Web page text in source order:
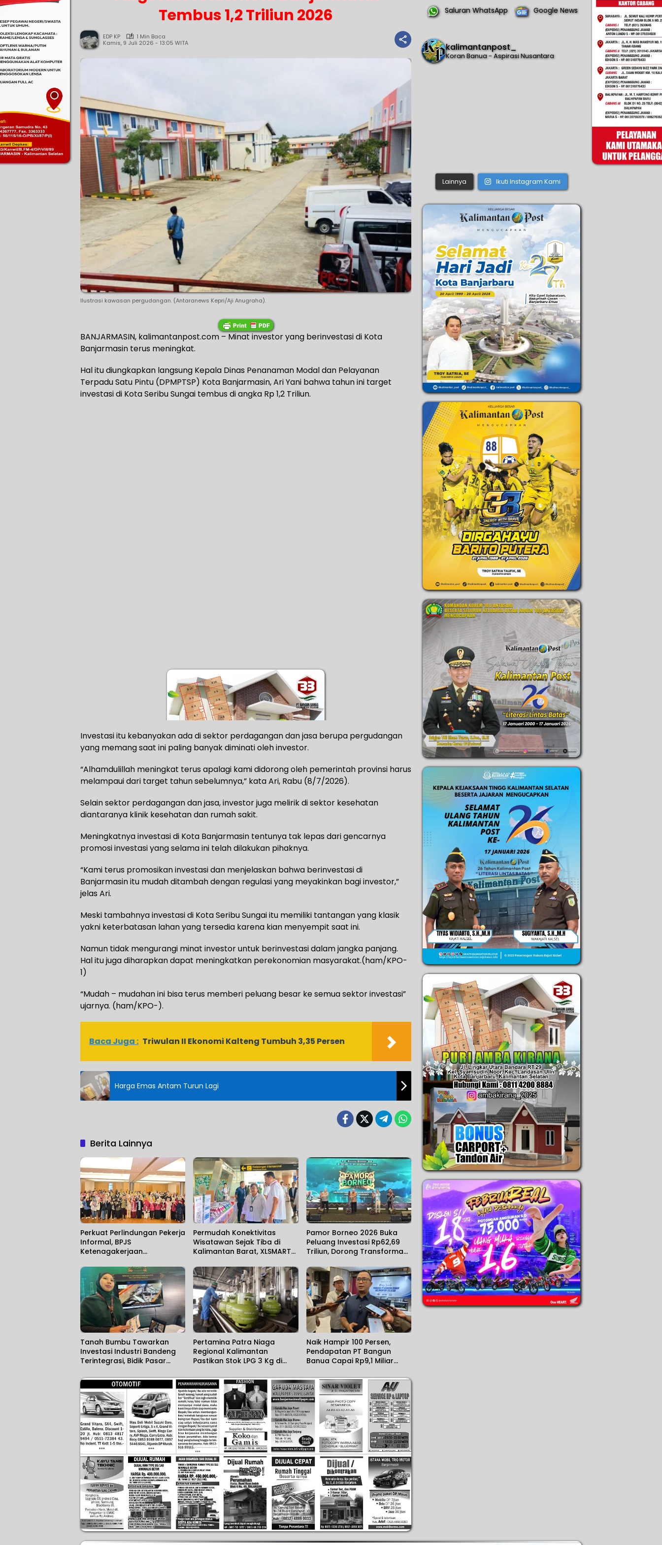
Tembus 1,2 Triliun 2026
EDP KP
1 Min Baca
Kamis, 9 Juli 2026 - 13:05 WITA
Ilustrasi kawasan pergudangan. (Antaranews Kepri/Aji Anugraha).
BANJARMASIN, kalimantanpost.com – Minat investor yang berinvestasi di Kota
Banjarmasin terus meningkat.
Hal itu diungkapkan langsung Kepala Dinas Penanaman Modal dan Pelayanan
Terpadu Satu Pintu (DPMPTSP) Kota Banjarmasin, Ari Yani bahwa tahun ini target
investasi di Kota Seribu Sungai tembus di angka Rp 1,2 Triliun.
Investasi itu kebanyakan ada di sektor perdagangan dan jasa berupa pergudangan
yang memang saat ini paling banyak diminati oleh investor.
“Alhamdulillah meningkat terus apalagi kami didorong oleh pemerintah provinsi harus
melampaui dari target tahun sebelumnya,” kata Ari, Rabu (8/7/2026).
Selain sektor perdagangan dan jasa, investor juga melirik di sektor kesehatan
diantaranya klinik kesehatan dan rumah sakit.
Meningkatnya investasi di Kota Banjarmasin tentunya tak lepas dari gencarnya
promosi investasi yang selama ini telah dilakukan pihaknya.
“Kami terus promosikan investasi dan menjelaskan bahwa berinvestasi di
Banjarmasin itu mudah ditambah dengan regulasi yang meyakinkan bagi investor,”
jelas Ari.
Meski tambahnya investasi di Kota Seribu Sungai itu memiliki tantangan yang klasik
yakni keterbatasan lahan yang tersedia karena kian menyempit saat ini.
Namun tidak mengurangi minat investor untuk berinvestasi dalam jangka panjang.
Hal itu juga diharapkan dapat meningkatkan perekonomian masyarakat.(ham/KPO-
1)
“Mudah – mudahan ini bisa terus memberi peluang besar ke semua sektor investasi”
ujarnya. (ham/KPO-).
Baca Juga : Triwulan II Ekonomi Kalteng Tumbuh 3,35 Persen
Harga Emas Antam Turun Lagi
Berita Lainnya
Perkuat Perlindungan Pekerja
Informal, BPJS
Ketenagakerjaan
Sosialisasi Bersama
Anggota Komisi IX DPR RI
Permudah Konektivitas
Wisatawan Sejak Tiba di
Kalimantan Barat, XLSMART
SIM Card di Bandara
Supadio
Pamor Borneo 2026 Buka
Peluang Investasi Rp62,69
Triliun, Dorong Transformasi
Tanah Bumbu Tawarkan
Investasi Industri Bandeng
Terintegrasi, Bidik Pasar
Pertamina Patra Niaga
Regional Kalimantan
Pastikan Stok LPG 3 Kg di
Naik Hampir 100 Persen,
Pendapatan PT Bangun
Banua Capai Rp9,1 Miliar
Saluran WhatsApp Google News
kalimantanpost_
Koran Banua - Aspirasi Nusantara
Lainnya Ikuti Instagram Kami